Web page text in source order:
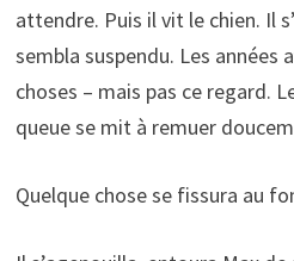
attendre. Puis il vit le chien. Il
sembla suspendu. Les années
choses – mais pas ce regard.
queue se mit à remuer
Quelque chose se fissura au